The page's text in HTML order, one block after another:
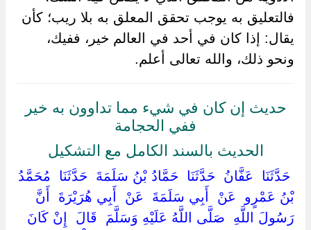
فالتعليق به يوجب تحقق المعلق به بلا ريب؛ كأن
يقال: إذا كان في أحد في العالم خير، ففيك،
ونحو ذلك، والله تعالى أعلم.
حديث إن كان في شيء مما تداوون به خير
ففي الحجامة
الحديث بالسند الكامل مع التشكيل
‏ ‏حَدَّثَنَا ‏ ‏عَفَّانُ ‏ ‏حَدَّثَنَا ‏ ‏حَمَّادُ بْنُ سَلَمَةَ ‏ ‏حَدَّثَنَا ‏ ‏مُحَمَّدُ
بْنُ عَمْرٍو ‏ ‏عَنْ ‏ ‏أَبِي سَلَمَةَ ‏ ‏عَنْ ‏ ‏أَبِي هُرَيْرَةَ ‏ ‏أَنَّ
رَسُولَ اللَّهِ ‏ ‏صَلَّى اللَّهُ عَلَيْهِ وَسَلَّمَ ‏ ‏قَالَ ‏ ‏إِنْ كَانَ